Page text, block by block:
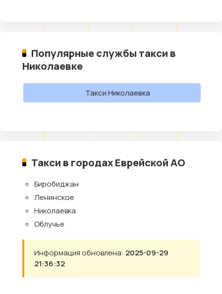
Популярные службы такси в
Николаевке
Такси Николаевка
Такси в городах Еврейской АО
Биробиджан
Ленинское
Николаевка
Облучье
Информация обновлена: 2025-09-29
21:36:32